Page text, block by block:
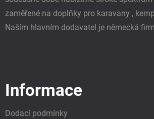
zaměřené na doplňky pro karavany ,
Naším hlavním dodavatel je německá
Informace
Dodací podmínky